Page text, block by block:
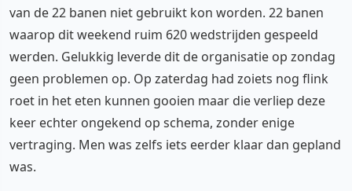
van de 22 banen niet gebruikt kon worden. 22 banen
waarop dit weekend ruim 620 wedstrijden gespeeld
werden. Gelukkig leverde dit de organisatie op zondag
geen problemen op. Op zaterdag had zoiets nog flink
roet in het eten kunnen gooien maar die verliep deze
keer echter ongekend op schema, zonder enige
vertraging. Men was zelfs iets eerder klaar dan gepland
was.